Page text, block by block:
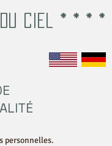
du Ciel * * * *
personnelles.